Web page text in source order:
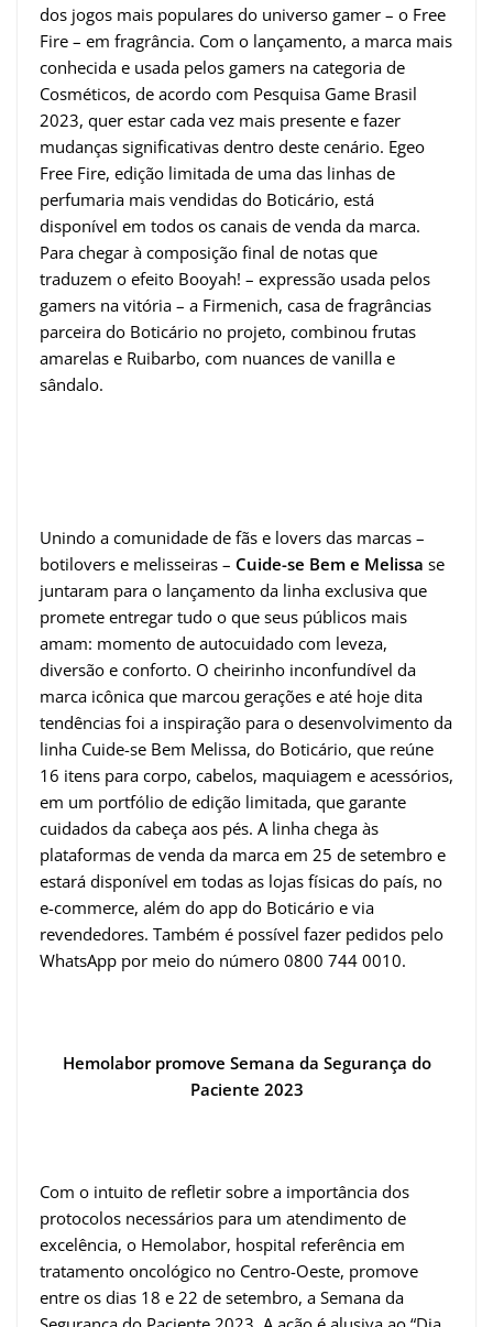
dos jogos mais populares do universo gamer – o Free
Fire – em fragrância. Com o lançamento, a marca mais
conhecida e usada pelos gamers na categoria de
Cosméticos, de acordo com Pesquisa Game Brasil
2023, quer estar cada vez mais presente e fazer
mudanças significativas dentro deste cenário. Egeo
Free Fire, edição limitada de uma das linhas de
perfumaria mais vendidas do Boticário, está
disponível em todos os canais de venda da marca.
Para chegar à composição final de notas que
traduzem o efeito Booyah! – expressão usada pelos
gamers na vitória – a Firmenich, casa de fragrâncias
parceira do Boticário no projeto, combinou frutas
amarelas e Ruibarbo, com nuances de vanilla e
sândalo.
Unindo a comunidade de fãs e lovers das marcas –
botilovers e melisseiras – Cuide-se Bem e Melissa se
juntaram para o lançamento da linha exclusiva que
promete entregar tudo o que seus públicos mais
amam: momento de autocuidado com leveza,
diversão e conforto. O cheirinho inconfundível da
marca icônica que marcou gerações e até hoje dita
tendências foi a inspiração para o desenvolvimento da
linha Cuide-se Bem Melissa, do Boticário, que reúne
16 itens para corpo, cabelos, maquiagem e acessórios,
em um portfólio de edição limitada, que garante
cuidados da cabeça aos pés. A linha chega às
plataformas de venda da marca em 25 de setembro e
estará disponível em todas as lojas físicas do país, no
e-commerce, além do app do Boticário e via
revendedores. Também é possível fazer pedidos pelo
WhatsApp por meio do número 0800 744 0010.
Hemolabor promove Semana da Segurança do
Paciente 2023
Com o intuito de refletir sobre a importância dos
protocolos necessários para um atendimento de
excelência, o Hemolabor, hospital referência em
tratamento oncológico no Centro-Oeste, promove
entre os dias 18 e 22 de setembro, a Semana da